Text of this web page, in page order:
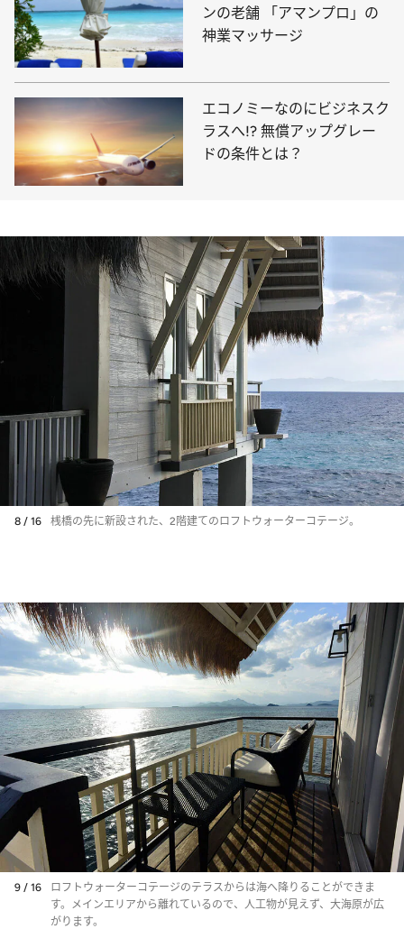
ンの老舗 「アマンプロ」の
神業マッサージ
エコノミーなのにビジネスク
ラスへ!? 無償アップグレー
ドの条件とは？
8 / 16 桟橋の先に新設された、2階建てのロフトウォーターコテージ。
9 / 16
ロフトウォーターコテージのテラスからは海へ降りることができま
す。メインエリアから離れているので、人工物が見えず、大海原が広
がります。